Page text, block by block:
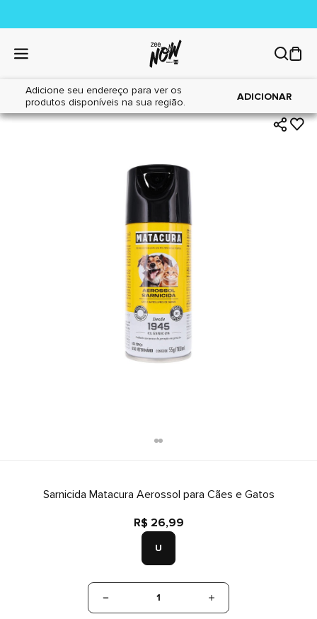
Adicione seu endereço para ver os
produtos disponíveis na sua região.
ADICIONAR
Home|Cães|Farmácia
Sarnicida Matacura Aerossol para Cães e Gatos
R$ 26,99
U
1